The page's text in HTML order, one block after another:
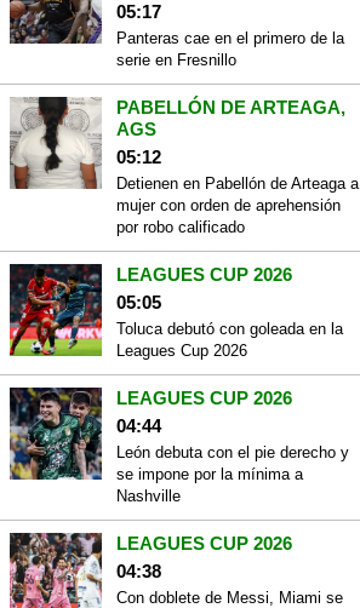
05:17
Panteras cae en el primero de la
serie en Fresnillo
PABELLÓN DE ARTEAGA,
AGS
05:12
Detienen en Pabellón de Arteaga a
mujer con orden de aprehensión
por robo calificado
LEAGUES CUP 2026
05:05
Toluca debutó con goleada en la
Leagues Cup 2026
LEAGUES CUP 2026
04:44
León debuta con el pie derecho y
se impone por la mínima a
Nashville
LEAGUES CUP 2026
04:38
Con doblete de Messi, Miami se